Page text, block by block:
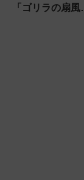
「ゴリラの扇風